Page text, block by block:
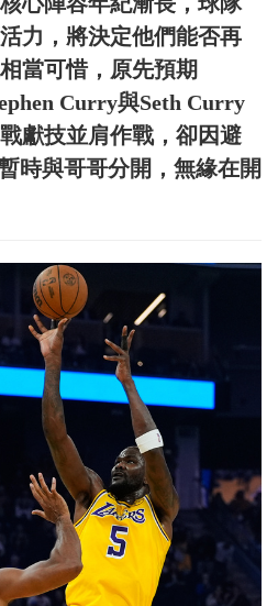
力，將決定他們能否再
當可惜，原先預期
Curry與Seth Curry
獻技並肩作戰，卻因避
時與哥哥分開，無緣在開